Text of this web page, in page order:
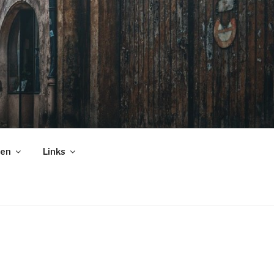
Links